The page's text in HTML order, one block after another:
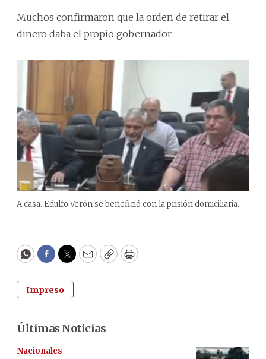
Muchos confirmaron que la orden de retirar el
dinero daba el propio gobernador.
A casa. Edulfo Verón se benefició con la prisión domiciliaria.
WhatsApp
Facebook
Twitter
EmailCopyPrint
Impreso
Últimas Noticias
Nacionales